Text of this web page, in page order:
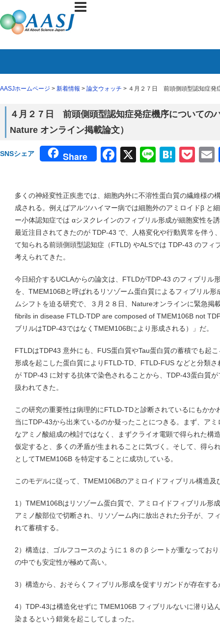
AASJホームページ > 新着情報 > 論文ウォッチ > ４月２７日 前頭側頭型認知症発
４月２７日 前頭側頭型認知症発症機序についての
Nature オンライン掲載論文）
SNSシェア Share Facebook
X Line
多くの神経変性正疾患では、細胞内外に不溶性蛋白質の繊維様の
成される。例えばアルツハイマー病では細胞外のアミロイドβ と
ー小体認知症では αシヌクレインのフィブリル形成が細胞変性を
最近注目されてきたのが TDP-43 で、人格変化や行動異常を伴う
て知られる前頭側頭型認知症（FTLD) やALSでは TDP-43 のフィ
考えられてきた。
今日紹介するUCLAからの論文は、FTLDがTDP-43 のフィブリル
を、TMEM106Bと呼ばれるリソゾーム蛋白質によるフィブリル
ムシフトを迫る研究で、３月２８日、Natureオンラインに緊急掲
fibrils in disease FTLD-TDP are composed of TMEM106B not
ブリルはTDP-43ではなくTMEM106Bにより形成される）」だ。
FTLDはTDP43 意外にも、FUS蛋白質やTau蛋白質の蓄積でも起
形成を起こした蛋白質によりFTLD-TD、FTLD-FUS などと分類
が TDP-43 に対する抗体で染色されることから、TDP-43蛋白質
扱われてきた。
この研究の重要性は病理的にFTLD-TDと診断されているにもかか
当にTDP-43から出来ているのか疑ったことにつきる。まず、ア
なアミノ酸組成の検討ではなく、まずクライオ電顕で得られた構
仮定すると、多くの矛盾が生まれることに気づく。そして、得ら
としてTMEM106B を特定することに成功している。
このモデルに従って、TMEM106Bのアミロイドフィブリル構造
1）TMEM106Bはリソゾーム蛋白質で、アミロイドフィブリル形
アミノ酸部位で切断され、リソゾーム内に放出された分子が、フ
れて蓄積する。
2）構造は、ゴルフコースのように１８の β シートが重なってお
の中でも安定性が極めて高い。
3）構造から、おそらくフィブリル形成を促すリガンドが存在す
4）TDP-43は構造化せずに TMEM106B フィブリルないに潜り込
染まるという錯覚を起こしてしまった。